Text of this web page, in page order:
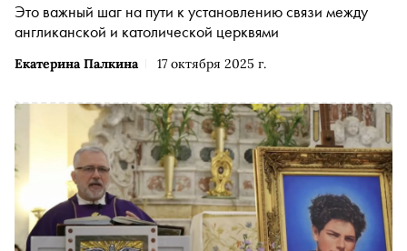
Екатерина Палкина 17 октября 2025 г.
Это важный шаг на пути к установлению связи между
англиканской и католической церквями